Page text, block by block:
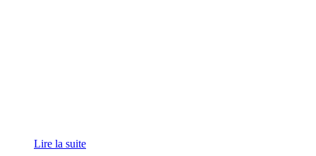
Lire la suite